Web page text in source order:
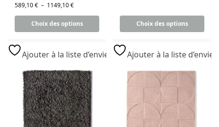
589,10€ – 1149,10€
Choix des options
Ajouter à la liste d’envies
Choix des options
Ajouter à la liste d’envies